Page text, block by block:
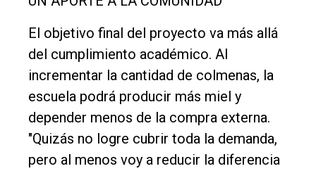
El objetivo final del proyecto va más allá
del cumplimiento académico. Al
incrementar la cantidad de colmenas, la
escuela podrá producir más miel y
depender menos de la compra externa.
"Quizás no logre cubrir toda la demanda,
pero al menos voy a reducir la diferencia